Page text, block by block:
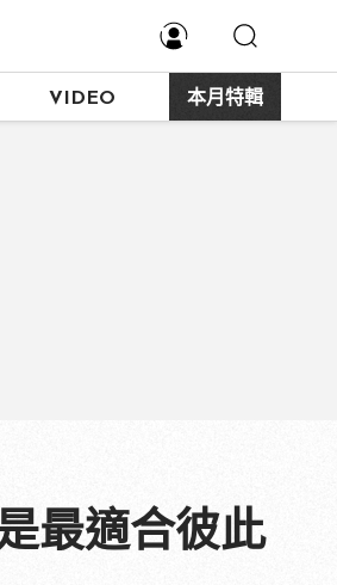
VIDEO 本月特輯
最適合彼此